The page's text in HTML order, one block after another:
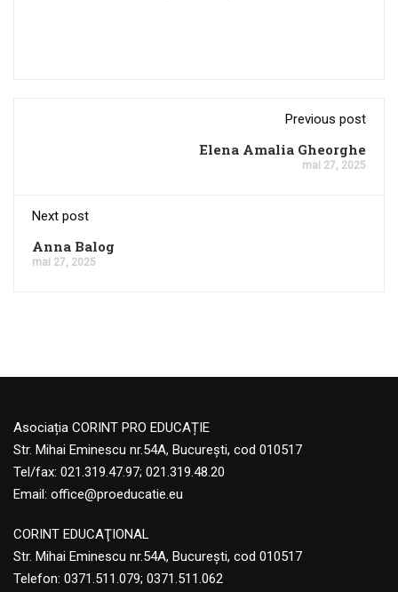
Previous post
Elena Amalia Gheorghe
mai 27, 2025
Next post
Anna Balog
mai 27, 2025
Asociația CORINT PRO EDUCAȚIE
Str. Mihai Eminescu nr.54A, București, cod 010517
Tel/fax: 021.319.47.97; 021.319.48.20
Email: office@proeducatie.eu
CORINT EDUCAŢIONAL
Str. Mihai Eminescu nr.54A, Bucureşti, cod 010517
Telefon: 0371.511.079; 0371.511.062